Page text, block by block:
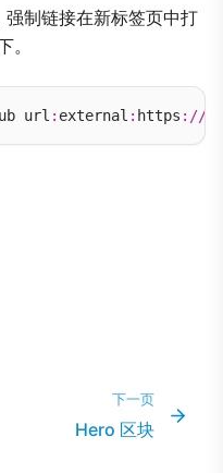
强制链接在新标签页中打
。
url : external : https ://
下一页
Hero 区块